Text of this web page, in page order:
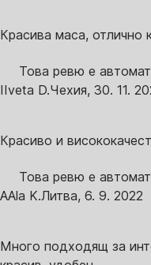
Красива маса, отлично
Това ревю е
IIveta D.Чехия, 30. 11.
Красиво и
Това ревю е
AAla K.Литва, 6. 9. 2022
Много подходящ за